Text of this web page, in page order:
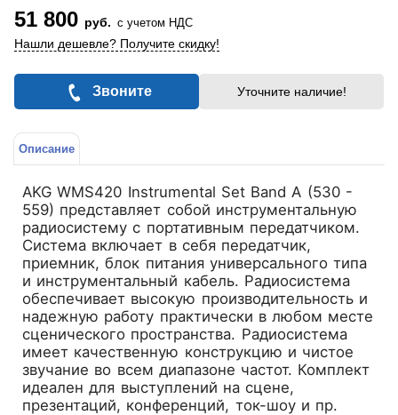
51 800 руб. с учетом НДС
Нашли дешевле? Получите скидку!
Звоните Уточните наличие!
Описание
AKG WMS420 Instrumental Set Band A (530 -
559) представляет собой инструментальную
радиосистему с портативным передатчиком.
Система включает в себя передатчик,
приемник, блок питания универсального типа
и инструментальный кабель. Радиосистема
обеспечивает высокую производительность и
надежную работу практически в любом месте
сценического пространства. Радиосистема
имеет качественную конструкцию и чистое
звучание во всем диапазоне частот. Комплект
идеален для выступлений на сцене,
презентаций, конференций, ток-шоу и пр.